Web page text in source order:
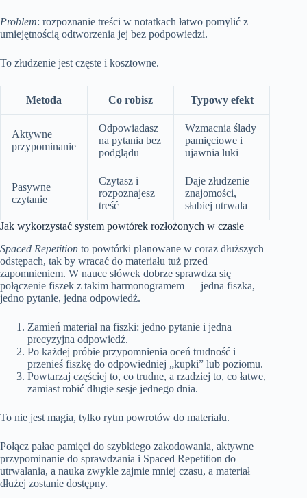
Problem: rozpoznanie treści w notatkach łatwo pomylić z
umiejętnością odtworzenia jej bez podpowiedzi.
To złudzenie jest częste i kosztowne.
Metoda Co robisz Typowy efekt
Aktywne
przypominanie
Odpowiadasz
na pytania bez
podglądu
Wzmacnia ślady
pamięciowe i
ujawnia luki
Pasywne
czytanie
Czytasz i
rozpoznajesz
treść
Daje złudzenie
znajomości,
słabiej utrwala
Jak wykorzystać system powtórek rozłożonych w czasie
Spaced Repetition to powtórki planowane w coraz dłuższych
odstępach, tak by wracać do materiału tuż przed
zapomnieniem. W nauce słówek dobrze sprawdza się
połączenie fiszek z takim harmonogramem — jedna fiszka,
jedno pytanie, jedna odpowiedź.
Zamień materiał na fiszki: jedno pytanie i jedna
precyzyjna odpowiedź.
Po każdej próbie przypomnienia oceń trudność i
przenieś fiszkę do odpowiedniej „kupki” lub poziomu.
Powtarzaj częściej to, co trudne, a rzadziej to, co łatwe,
zamiast robić długie sesje jednego dnia.
To nie jest magia, tylko rytm powrotów do materiału.
Połącz pałac pamięci do szybkiego zakodowania, aktywne
przypominanie do sprawdzania i Spaced Repetition do
utrwalania, a nauka zwykle zajmie mniej czasu, a materiał
dłużej zostanie dostępny.